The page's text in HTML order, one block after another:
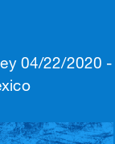
04/22/2020 -